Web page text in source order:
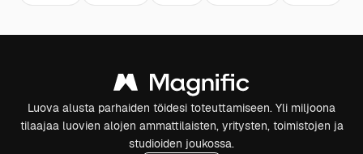
Luova alusta parhaiden töidesi toteuttamiseen. Yli miljoona
tilaajaa luovien alojen ammattilaisten, yritysten, toimistojen ja
studioiden joukossa.